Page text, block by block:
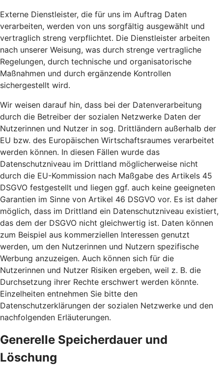
Externe Dienstleister, die für uns im Auftrag Daten
verarbeiten, werden von uns sorgfältig ausgewählt und
vertraglich streng verpflichtet. Die Dienstleister arbeiten
nach unserer Weisung, was durch strenge vertragliche
Regelungen, durch technische und organisatorische
Maßnahmen und durch ergänzende Kontrollen
sichergestellt wird.
Wir weisen darauf hin, dass bei der Datenverarbeitung
durch die Betreiber der sozialen Netzwerke Daten der
Nutzerinnen und Nutzer in sog. Drittländern außerhalb der
EU bzw. des Europäischen Wirtschaftsraumes verarbeitet
werden können. In diesen Fällen wurde das
Datenschutzniveau im Drittland möglicherweise nicht
durch die EU-Kommission nach Maßgabe des Artikels 45
DSGVO festgestellt und liegen ggf. auch keine geeigneten
Garantien im Sinne von Artikel 46 DSGVO vor. Es ist daher
möglich, dass im Drittland ein Datenschutzniveau existiert,
das dem der DSGVO nicht gleichwertig ist. Daten können
zum Beispiel aus kommerziellen Interessen genutzt
werden, um den Nutzerinnen und Nutzern spezifische
Werbung anzuzeigen. Auch können sich für die
Nutzerinnen und Nutzer Risiken ergeben, weil z. B. die
Durchsetzung ihrer Rechte erschwert werden könnte.
Einzelheiten entnehmen Sie bitte den
Datenschutzerklärungen der sozialen Netzwerke und den
nachfolgenden Erläuterungen.
Generelle Speicherdauer und
Löschung